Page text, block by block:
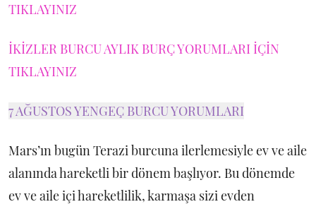
TIKLAYINIZ
İKİZLER BURCU AYLIK BURÇ YORUMLARI İÇİN
TIKLAYINIZ
7 AĞUSTOS YENGEÇ BURCU YORUMLARI
Mars’ın bugün Terazi burcuna ilerlemesiyle ev ve aile
alanında hareketli bir dönem başlıyor. Bu dönemde
ev ve aile içi hareketlilik, karmaşa sizi evden